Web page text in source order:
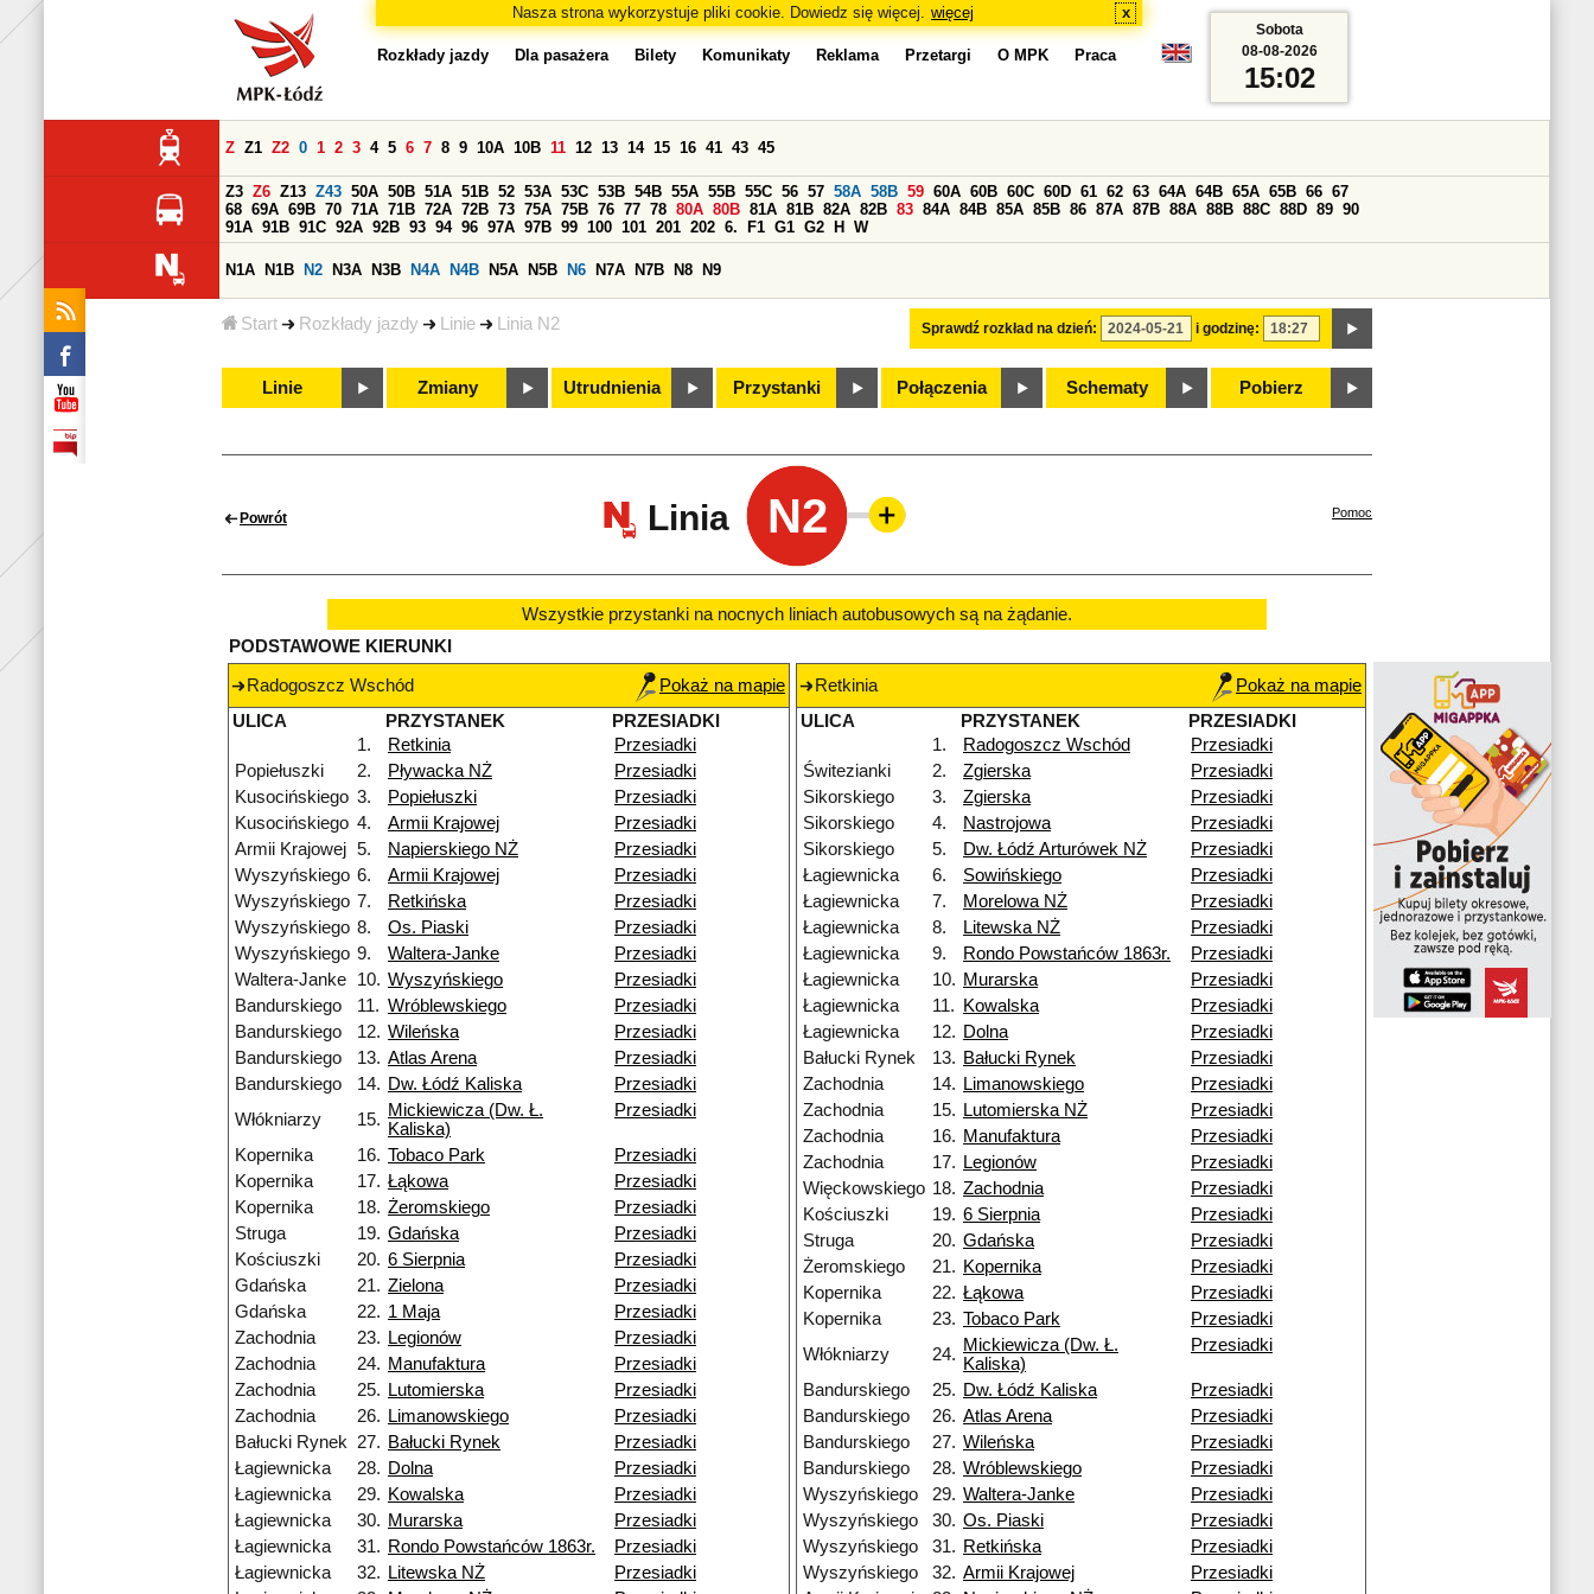
Nasza strona wykorzystuje pliki cookie. Dowiedz się więcej. więcej x
Start Rozkłady jazdy Linie Linia N2
Rozkłady jazdy Dla pasażera Bilety Komunikaty Reklama Przetargi O MPK Praca
Sprawdź rozkład na dzień: i godzinę:
Z Z1 Z2 0 1 2 3 4 5 6 7 8 9 10A 10B 11 12 13 14 15 16 41 43 45
Z3 Z6 Z13 Z43 50A 50B 51A 51B 52 53A 53C 53B 54B 55A 55B 55C 56 57 58A 58B 59 60A 60B 60C 60D 61 62 63 64A 64B 65A 65B 66 67
68 69A 69B 70 71A 71B 72A 72B 73 75A 75B 76 77 78 80A 80B 81A 81B 82A 82B 83 84A 84B 85A 85B 86 87A 87B 88A 88B 88C 88D 89 90
91A 91B 91C 92A 92B 93 94 96 97A 97B 99 100 101 201 202 6. F1 G1 G2 H W
N1A N1B N2 N3A N3B N4A N4B N5A N5B N6 N7A N7B N8 N9
Linie Zmiany Utrudnienia Przystanki Połączenia Schematy Pobierz
Sobota
08-08-2026
15:02
Powrót Linia N2 Pomoc
Wszystkie przystanki na nocnych liniach autobusowych są na żądanie.
PODSTAWOWE KIERUNKI
Radogoszcz Wschód
Pokaż na mapie
ULICA
PRZYSTANEK
PRZESIADKI
1.
Retkinia
Przesiadki
Popiełuszki
2. Pływacka NŻ
Przesiadki
Kusocińskiego 3. Popiełuszki
Przesiadki
Kusocińskiego 4. Armii Krajowej
Przesiadki
Armii Krajowej 5. Napierskiego NŻ
Przesiadki
Wyszyńskiego 6. Armii Krajowej
Przesiadki
Wyszyńskiego 7. Retkińska
Przesiadki
Wyszyńskiego 8. Os. Piaski
Przesiadki
Wyszyńskiego 9. Waltera-Janke
Przesiadki
Waltera-Janke
10. Wyszyńskiego
Przesiadki
Bandurskiego
11. Wróblewskiego
Przesiadki
Bandurskiego
12. Wileńska
Przesiadki
Bandurskiego
13. Atlas Arena
Przesiadki
Bandurskiego
14. Dw. Łódź Kaliska
Przesiadki
Włókniarzy
15. Mickiewicza (Dw. Ł.
Kaliska)
Przesiadki
Kopernika 16. Tobaco Park
Przesiadki
Kopernika
17. Łąkowa
Przesiadki
Kopernika
18. Żeromskiego
Przesiadki
Struga
19. Gdańska
Przesiadki
Kościuszki
20. 6 Sierpnia
Przesiadki
Gdańska
21. Zielona
Przesiadki
Gdańska
22. 1 Maja
Przesiadki
Zachodnia
23. Legionów
Przesiadki
Zachodnia
24. Manufaktura
Przesiadki
Zachodnia
25. Lutomierska
Przesiadki
Zachodnia
26. Limanowskiego
Przesiadki
Bałucki Rynek
27. Bałucki Rynek
Przesiadki
Łagiewnicka
28. Dolna
Przesiadki
Łagiewnicka
29. Kowalska
Przesiadki
Łagiewnicka
30. Murarska
Przesiadki
Łagiewnicka
31. Rondo Powstańców 1863r.
Przesiadki
Łagiewnicka
32. Litewska NŻ
Przesiadki
Retkinia
Pokaż na mapie
ULICA
PRZYSTANEK
PRZESIADKI
1.
Radogoszcz Wschód
Przesiadki
Świtezianki
2. Zgierska
Przesiadki
Sikorskiego
3. Zgierska
Przesiadki
Sikorskiego
4. Nastrojowa
Przesiadki
Sikorskiego
5. Dw. Łódź Arturówek NŻ
Przesiadki
Łagiewnicka
6. Sowińskiego
Przesiadki
Łagiewnicka
7. Morelowa NŻ
Przesiadki
Łagiewnicka
8. Litewska NŻ
Przesiadki
Łagiewnicka
9. Rondo Powstańców 1863r.
Przesiadki
Łagiewnicka
10. Murarska
Przesiadki
Łagiewnicka
11. Kowalska
Przesiadki
Łagiewnicka
12. Dolna
Przesiadki
Bałucki Rynek
13. Bałucki Rynek
Przesiadki
Zachodnia
14. Limanowskiego
Przesiadki
Zachodnia
15. Lutomierska NŻ
Przesiadki
Zachodnia
16. Manufaktura
Przesiadki
Zachodnia
17. Legionów
Przesiadki
Więckowskiego 18. Zachodnia
Przesiadki
Kościuszki
19. 6 Sierpnia
Przesiadki
Struga
20. Gdańska
Przesiadki
Żeromskiego
21. Kopernika
Przesiadki
Kopernika
22. Łąkowa
Przesiadki
Kopernika
23. Tobaco Park
Przesiadki
Włókniarzy
24. Mickiewicza (Dw. Ł.
Kaliska)
Przesiadki
Bandurskiego 25. Dw. Łódź Kaliska
Przesiadki
Bandurskiego
26. Atlas Arena
Przesiadki
Bandurskiego
27. Wileńska
Przesiadki
Bandurskiego
28. Wróblewskiego
Przesiadki
Wyszyńskiego
29. Waltera-Janke
Przesiadki
Wyszyńskiego
30. Os. Piaski
Przesiadki
Wyszyńskiego
31. Retkińska
Przesiadki
Wyszyńskiego
32. Armii Krajowej
Przesiadki